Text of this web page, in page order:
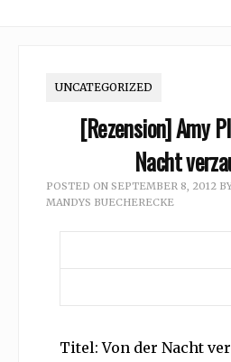
UNCATEGORIZED
[Rezension] Amy
Nacht
POSTED ON SEPTEMBER 8, 2012
MANDYS BUECHERECKE
Titel: Von der Nacht